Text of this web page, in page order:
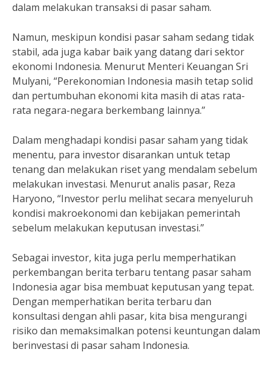
dalam melakukan transaksi di pasar saham.
Namun, meskipun kondisi pasar saham sedang tidak
stabil, ada juga kabar baik yang datang dari sektor
ekonomi Indonesia. Menurut Menteri Keuangan Sri
Mulyani, “Perekonomian Indonesia masih tetap solid
dan pertumbuhan ekonomi kita masih di atas rata-
rata negara-negara berkembang lainnya.”
Dalam menghadapi kondisi pasar saham yang tidak
menentu, para investor disarankan untuk tetap
tenang dan melakukan riset yang mendalam sebelum
melakukan investasi. Menurut analis pasar, Reza
Haryono, “Investor perlu melihat secara menyeluruh
kondisi makroekonomi dan kebijakan pemerintah
sebelum melakukan keputusan investasi.”
Sebagai investor, kita juga perlu memperhatikan
perkembangan berita terbaru tentang pasar saham
Indonesia agar bisa membuat keputusan yang tepat.
Dengan memperhatikan berita terbaru dan
konsultasi dengan ahli pasar, kita bisa mengurangi
risiko dan memaksimalkan potensi keuntungan dalam
berinvestasi di pasar saham Indonesia.